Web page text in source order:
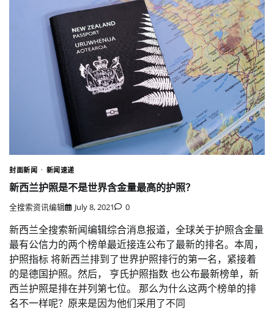
封面新闻 新闻速递
新西兰护照是不是世界含金量最高的护照？
全搜索资讯编辑 July 8, 2021 0
新西兰全搜索新闻编辑综合消息报道，全球关于护照含金量
最有公信力的两个榜单最近接连公布了最新的排名。本周，
护照指标 将新西兰排到了世界护照排行的第一名，紧接着
的是德国护照。然后， 亨氏护照指数 也公布最新榜单，新
西兰护照是排在并列第七位。 那么为什么这两个榜单的排
名不一样呢？原来是因为他们采用了不同